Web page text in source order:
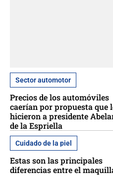
Sector automotor
Precios de los automóviles
caerían por propuesta que
hicieron a presidente
de la Espriella
Cuidado de la piel
Estas son las principales
diferencias entre el